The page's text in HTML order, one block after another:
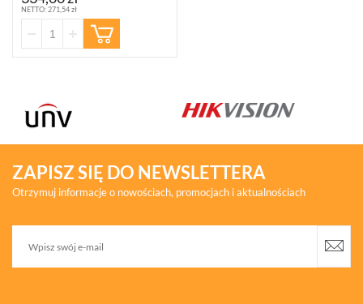
NETTO: 271,54 zł
ZAPISZ SIĘ DO NEWSLETTERA
Otrzymuj informacje o nowościach, promocjach i aktualnościach